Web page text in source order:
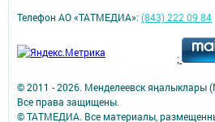
© 2011 - 2026. Менделеевск яӊалыклары
Все права защищены.
© ТАТМЕДИА. Все материалы,
Телефон АО «ТАТМЕДИА»:(843) 222 09 84
;